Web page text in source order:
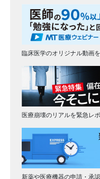
臨床医学のオリジナル動画を
医療崩壊のリアルを緊急レ
新薬や医療機器の申請・承